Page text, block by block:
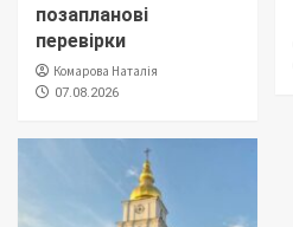
позапланові
перевірки
Комарова Наталія
07.08.2026